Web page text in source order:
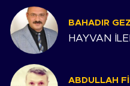
BAHADIR
HAYVAN
ABDULLAH